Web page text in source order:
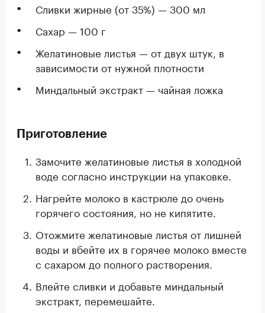
Сливки жирные (от 35%) — 300 мл
Сахар — 100 г
Желатиновые листья — от двух штук, в
зависимости от нужной плотности
Миндальный экстракт — чайная ложка
Приготовление
Замочите желатиновые листья в холодной
воде согласно инструкции на упаковке.
Нагрейте молоко в кастрюле до очень
горячего состояния, но не кипятите.
Отожмите желатиновые листья от лишней
воды и вбейте их в горячее молоко вместе
с сахаром до полного растворения.
Влейте сливки и добавьте миндальный
экстракт, перемешайте.